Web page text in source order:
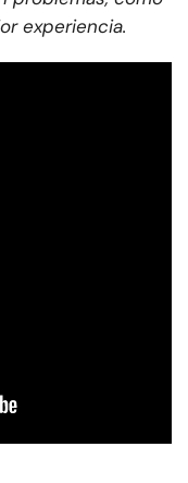
experiencia.